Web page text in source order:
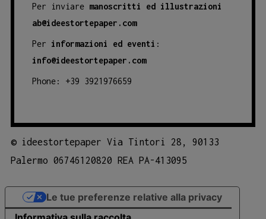
Per inviare manoscritti ed illustrazioni
ab@ideestortepaper.com
Per informazioni ed eventi :
info@ideestortepaper.com
Phone: +39 3921976659
© ideestortepaper Via Tintori 28, 90133
Palermo 06746120820 REA PA-413095
Le tue preferenze relative alla privacy